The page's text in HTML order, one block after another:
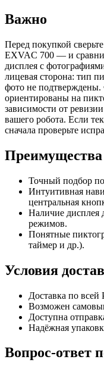
Важно
Перед покупкой
EXVAC 700 — и
дисплея с
лицевая сторона: тип
фото не
ориентированы на
зависимости от
вашего робота. Если
сначала проверьте
Преимущества
Точный подбор
Интуитивная
центральная
Наличие дисплея
режимов.
Понятные
таймер и др.).
Условия
Доставка по всей
Возможен
Доступна
Надёжная
Вопрос-ответ